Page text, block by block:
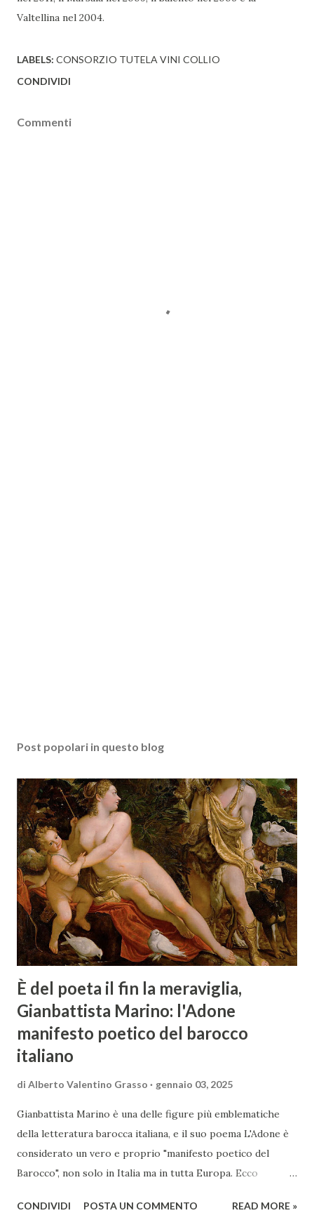
Valtellina nel 2004.
LABELS: CONSORZIO TUTELA VINI COLLIO
CONDIVIDI
Commenti
Post popolari in questo blog
È del poeta il fin la meraviglia,
Gianbattista Marino: l'Adone
manifesto poetico del barocco
italiano
di Alberto Valentino Grasso gennaio 03, 2025
Gianbattista Marino è una delle figure più emblematiche
della letteratura barocca italiana, e il suo poema L'Adone è
considerato un vero e proprio "manifesto poetico del
Barocco", non solo in Italia ma in tutta Europa. Ecco
rendono un'opera fondamentale per il periodo. Marino fu
CONDIVIDI POSTA UN COMMENTO READ MORE »